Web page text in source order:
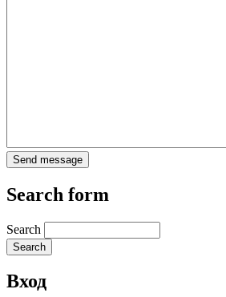
Search form
Search
Вход